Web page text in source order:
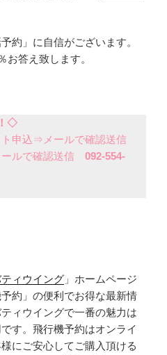
約」に自信がございます。
お答え致します。
◇
ト申込⇒メールで確認送信
ルで確認送信 092-554-
ティウイング 」ホームページ
約」の便利でお得な最新情
ィウイングで一番の魅力は
す。飛行機予約はオンライ
にご安心してご購入頂ける